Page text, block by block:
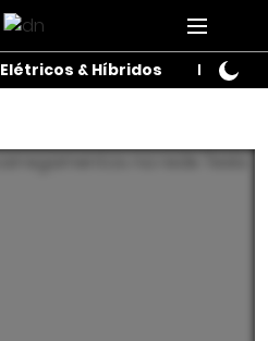
Elétricos & Híbridos Motos